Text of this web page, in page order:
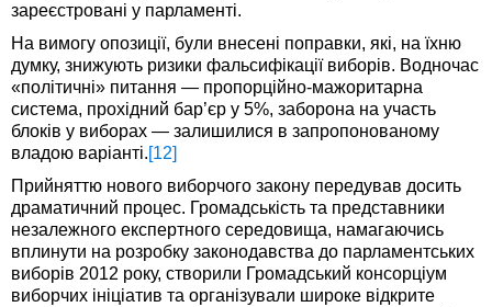
зареєстровані у парламенті.
На вимогу опозиції, були внесені поправки, які, на їхню
думку, знижують ризики фальсифікації виборів. Водночас
«політичні» питання — пропорційно-мажоритарна
система, прохідний бар’єр у 5%, заборона на участь
блоків у виборах — залишилися в запропонованому
владою варіанті. [12]
Прийняттю нового виборчого закону передував досить
драматичний процес. Громадськість та представники
незалежного експертного середовища, намагаючись
вплинути на розробку законодавства до парламентських
виборів 2012 року, створили Громадський консорціум
виборчих ініціатив та організували широке відкрите